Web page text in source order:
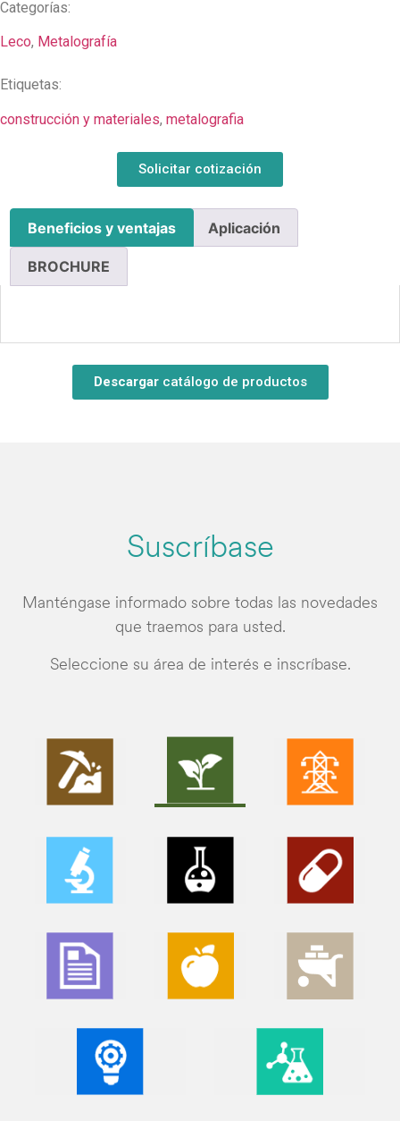
Categorías:
Leco, Metalografía
Etiquetas:
construcción y materiales, metalografia
Solicitar cotización
Beneficios y ventajas Aplicación
BROCHURE
Descargarcatálogo de productos
Suscríbase
Manténgase informado sobre todas las novedades
que traemos para usted.
Seleccione su área de interés e inscríbase.